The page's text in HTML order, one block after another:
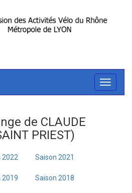
Toggle
de CLAUDE
PRIEST)
2022 Saison 2021
2019 Saison 2018